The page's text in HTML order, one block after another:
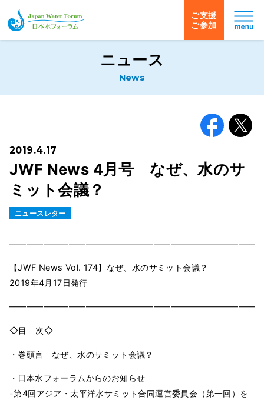
日本水フォーラム
ご支援
ご参加
ニュース
News
2019.4.17
JWF News 4月号 なぜ、水のサ
ミット会議？
ニュースレター
【JWF News Vol. 174】なぜ、水のサミット会議？
2019年4月17日発行
◇目 次◇
・巻頭言 なぜ、水のサミット会議？
・日本水フォーラムからのお知らせ
-第4回アジア・太平洋水サミット合同運営委員会（第一回）を